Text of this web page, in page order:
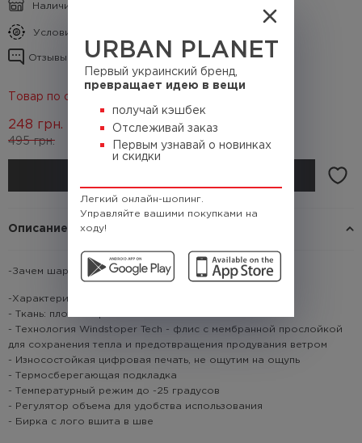
URBAN PLANET
Первый украинский бренд,
превращает идею в вещи
получай кэшбек
Отслеживай заказ
Первым узнавай о новинках
и скидки
Легкий онлайн-шопинг.
Управляйте вашими покупками на
ходу!
Наличие в магазинах
Условия кэшбека
Отзывы о товаре
Товар по скидке 50%
495 грн.
248 грн.
(Кэшбек 24.8 грн.)
Описание
-Зачем шарф, если есть баф !?
-Характеристики:
- Ткань: плотный флис
- Технология Windstoper Tech - флис с мембранной прослойкой
для сохранения тепла и предотвращения продувания ветром
- Износостойкая цифровая печать, не ощутим на ощупь
- Термосберегающая подкладка
- Температурный режим до -25 градусов
- Регулятор объема для удобства использования
- Бирка с лого вшита в шве